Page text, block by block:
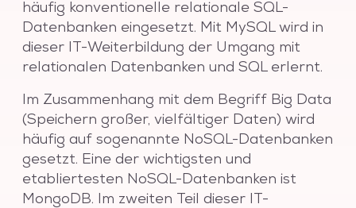
häufig konventionelle relationale SQL-
Datenbanken eingesetzt. Mit MySQL wird in
dieser IT-Weiterbildung der Umgang mit
relationalen Datenbanken und SQL erlernt.
Im Zusammenhang mit dem Begriff Big Data
(Speichern großer, vielfältiger Daten) wird
häufig auf sogenannte NoSQL-Datenbanken
gesetzt. Eine der wichtigsten und
etabliertesten NoSQL-Datenbanken ist
MongoDB. Im zweiten Teil dieser IT-